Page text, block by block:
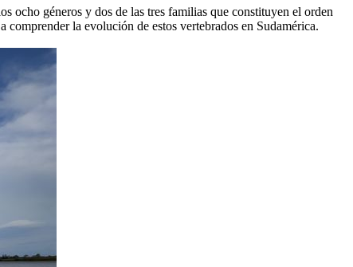
ocho géneros y dos de las tres familias que constituyen el orden
la evolución de estos vertebrados en Sudamérica.